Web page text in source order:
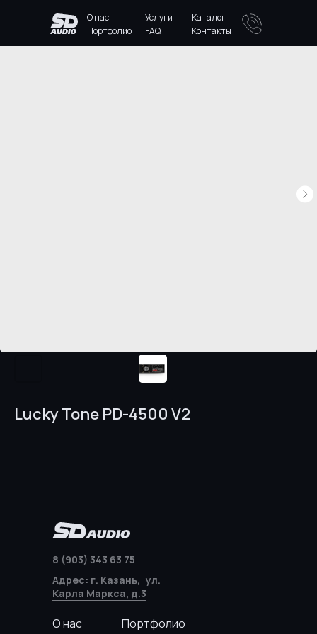
Каталог
Услуги
О нас
Портфолио
FAQ Контакты
Lucky Tone PD-4500 V2
8 (903) 343 63 75
Адрес: г. Казань, ул.
Карла Маркса, д.3
Портфолио
О нас